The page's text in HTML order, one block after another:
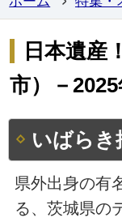
日本遺産
市）－
いばらき
県外出身の有
る、茨城県の